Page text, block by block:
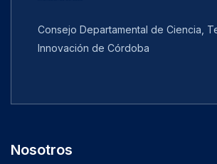
Consejo Departamental de Ciencia,
Innovación de Córdoba
Nosotros